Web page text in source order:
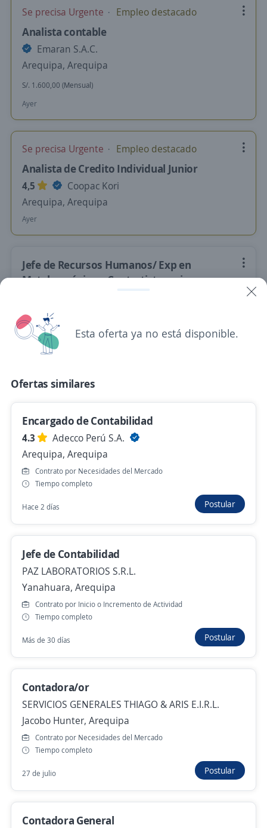
Se precisa Urgente Empleo destacado
Analista contable
Emaran S.A.C.
Arequipa, Arequipa
S/. 1.600,00 (Mensual)
Ayer
Se precisa Urgente Empleo destacado
Analista de Credito Individual Junior
4,5
Coopac Kori
Arequipa, Arequipa
Ayer
Jefe de Recursos Humanos/ Exp en
Metalmecánica o Contratistas minera
Arequipa, Arequipa
Ayer
Analista de Planilla
SERVICIOS E.I.R.L.
Arequipa, Arequipa
S/. 1.800,00 (Mensual)
Hace 3 días
Inventarista
DISTRIBUCIONES KATYA S.R.L.
Miraflores, Arequipa
Hace 3 días
Administrador(a) de Tienda – Mall
Aventura Porongoche (Arequipa)
4,6
Total Talent Human Resources
S/. 1.980,00 (Mensual)
Hace 3 días
Se precisa Urgente Empleo destacado
Asistente de remuneraciones y
compensaciones
Cerro Colorado, Arequipa
Hace 3 días
Esta oferta ya no está disponible.
Ofertas similares
Encargado de Contabilidad
4.3
Adecco Perú S.A.
Arequipa, Arequipa
Contrato por Necesidades del Mercado
Tiempo completo
Hace 2 días Postular
Jefe de Contabilidad
PAZ LABORATORIOS S.R.L.
Yanahuara, Arequipa
Contrato por Inicio o Incremento de Actividad
Tiempo completo
Más de 30 días Postular
Contadora/or
SERVICIOS GENERALES THIAGO & ARIS E.I.R.L.
Jacobo Hunter, Arequipa
Contrato por Necesidades del Mercado
Tiempo completo
27 de julio Postular
Contadora General